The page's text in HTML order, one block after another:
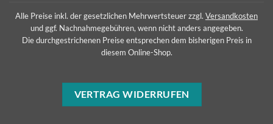
Alle Preise inkl. der gesetzlichen Mehrwertsteuer zzgl. Versandkosten
und ggf. Nachnahmegebühren, wenn nicht anders angegeben.
Die durchgestrichenen Preise entsprechen dem bisherigen Preis in
diesem Online-Shop.
VERTRAG WIDERRUFEN